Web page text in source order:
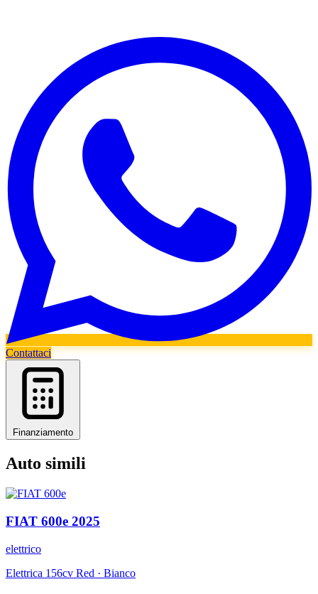
Contattaci
Finanziamento
Auto simili
FIAT 600e 2025
elettrico
Elettrica 156cv Red · Bianco